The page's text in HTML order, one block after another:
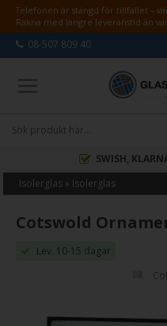
Telefonen är stängd för tillfället –
Räkna med längre leveranstid än
08-507 809 40
SWISH,
Isolerglas » Isolerglas
Cotswold
Lev. 10-15 dagar